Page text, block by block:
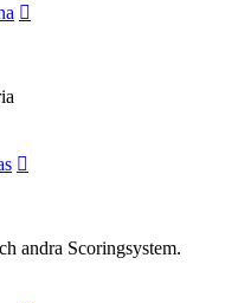
inlägget
andra Scoringsystem.